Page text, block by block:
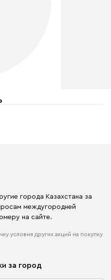
города Казахстана за
междугородней
на сайте.
условия других акций на покупку
за город